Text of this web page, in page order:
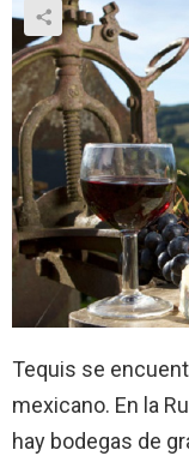
Tequis se
mexicano. En la
hay bodegas de